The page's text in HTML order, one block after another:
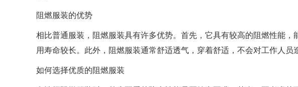
阻燃服装的优势
相比普通服装，阻燃服装具有许多优势。首先，它具有较高的阻燃性能
用寿命较长。此外，阻燃服装通常舒适透气，穿着舒适，不会对工作人员
如何选择优质的阻燃服装